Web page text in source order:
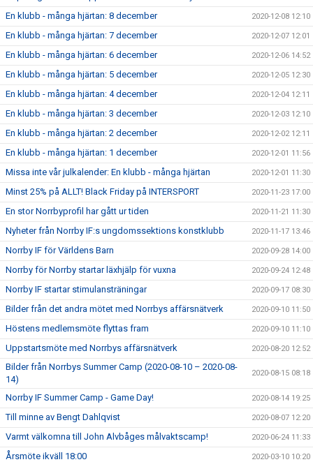
En klubb - många hjärtan: 8 december 2020-12-08 12:10
En klubb - många hjärtan: 7 december 2020-12-07 12:01
En klubb - många hjärtan: 6 december 2020-12-06 14:52
En klubb - många hjärtan: 5 december 2020-12-05 12:30
En klubb - många hjärtan: 4 december 2020-12-04 12:11
En klubb - många hjärtan: 3 december 2020-12-03 12:10
En klubb - många hjärtan: 2 december 2020-12-02 12:11
En klubb - många hjärtan: 1 december 2020-12-01 11:56
Missa inte vår julkalender: En klubb - många hjärtan 2020-12-01 11:30
Minst 25% på ALLT! Black Friday på INTERSPORT 2020-11-23 17:00
En stor Norrbyprofil har gått ur tiden 2020-11-21 11:30
Nyheter från Norrby IF:s ungdomssektions konstklubb 2020-11-17 13:46
Norrby IF för Världens Barn 2020-09-28 14:00
Norrby för Norrby startar läxhjälp för vuxna 2020-09-24 12:48
Norrby IF startar stimulansträningar 2020-09-17 08:30
Bilder från det andra mötet med Norrbys affärsnätverk 2020-09-10 11:50
Höstens medlemsmöte flyttas fram 2020-09-10 11:10
Uppstartsmöte med Norrbys affärsnätverk 2020-08-20 12:52
Bilder från Norrbys Summer Camp (2020-08-10 – 2020-08-
14)
2020-08-15 08:18
Norrby IF Summer Camp - Game Day! 2020-08-14 19:25
Till minne av Bengt Dahlqvist 2020-08-07 12:20
Varmt välkomna till John Alvbåges målvaktscamp! 2020-06-24 11:33
Årsmöte ikväll 18:00 2020-03-10 10:20